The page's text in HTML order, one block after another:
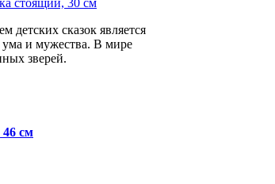
сказок является
и мужества. В мире
зверей.
см